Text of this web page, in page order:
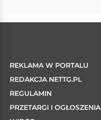
REKLAMA W PORTALU
REDAKCJA NETTG.PL
REGULAMIN
PRZETARGI I OGŁOSZENIA